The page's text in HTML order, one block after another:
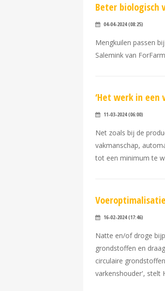
Beter biologisch
04-04-2024 (08:25)
Mengkuilen passen
Salemink van
‘Het werk in
11-03-2024 (06:00)
Net zoals bij de
vakmanschap,
tot een minimum te
16-02-2024 (17:46)
Natte en/of droge
grondstoffen en
circulaire
varkenshouder', stelt